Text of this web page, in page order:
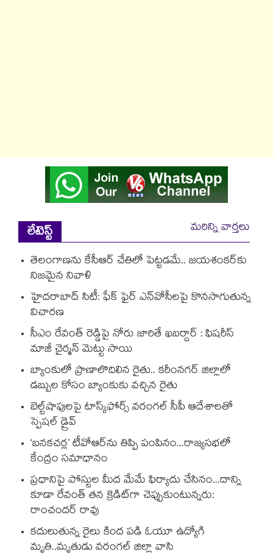
లేటెస్ట్
మరిన్ని వార్తలు
తెలంగాణను కేసీఆర్‌‌ చేతిలో పెట్టడమే.. జయశంకర్‌‌కు
నిజమైన నివాళి
హైదరాబాద్ సిటీ: ఫేక్ ఫైర్ ఎన్‌వోసీలపై కొనసాగుతున్న
విచారణ
సీఎం రేవంత్ రెడ్డిపై నోరు జారితే ఖబర్దార్ : ఫిషరీస్
మాజీ చైర్మన్ మెట్టు సాయి
బ్యాంకులో ప్రాణాలొదిలిన రైతు.. కరీంనగర్ జిల్లాలో
డబ్బుల కోసం బ్యాంకుకు వచ్చిన రైతు
బెల్ట్‌‌‌‌‌‌‌‌‌‌‌‌‌‌‌‌‌‌‌‌‌‌‌‌‌‌‌‌‌‌‌‌షాపులపై టాస్క్‌‌‌‌‌‌‌‌‌‌‌‌‌‌‌‌‌‌‌‌‌‌‌‌‌‌‌‌‌‌‌‌ఫోర్స్ వరంగల్‌‌‌‌‌‌‌‌‌‌‌‌‌‌‌‌‌‌‌‌‌‌‌‌‌‌‌‌‌‌‌‌ సీపీ ఆదేశాలతో
స్పెషల్ డ్రైవ్‌‌‌‌‌‌‌‌‌‌‌‌‌‌‌‌‌‌‌‌‌‌‌‌‌‌‌‌‌‌‌‌
‘బనకచర్ల’ టీవోఆర్‌‌‌‌‌‌‌‌ను తిప్పి పంపినం...రాజ్యసభలో
కేంద్రం సమాధానం
ప్రధానిపై పోస్టుల మీద మేమే ఫిర్యాదు చేసినం...దాన్ని
కూడా రేవంత్ తన క్రెడిట్‌‌‌‌గా చెప్పుకుంటున్నరు:
రాంచందర్ రావు
కదులుతున్న రైలు కింద పడి ఓయూ ఉద్యోగి
మృతి..మృతుడు వరంగల్ జిల్లా వాసి